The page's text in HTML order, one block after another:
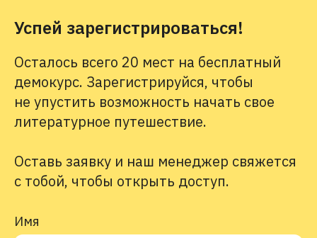
Успей зарегистрироваться!
Осталось всего 20 мест на бесплатный
демокурс. Зарегистрируйся, чтобы
не упустить возможность начать свое
литературное путешествие.
Оставь заявку и наш менеджер свяжется
с тобой, чтобы открыть доступ.
Имя